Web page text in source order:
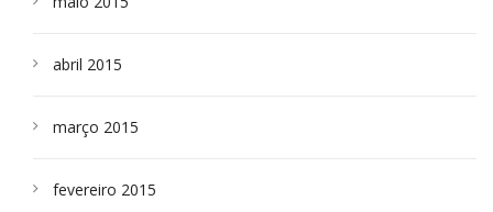
abril 2015
março 2015
fevereiro 2015